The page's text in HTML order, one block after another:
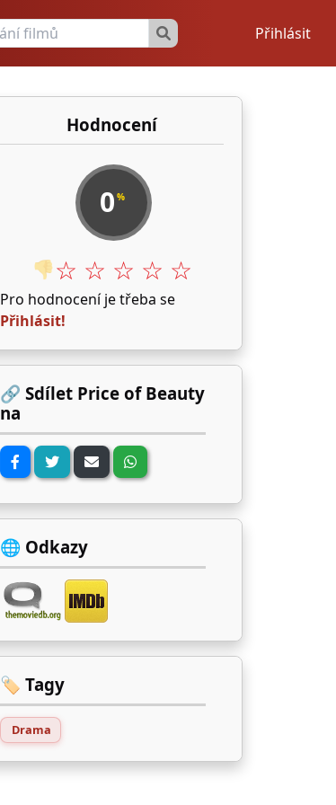
Přihlásit
Hodnocení
0 %
👎☆ ☆ ☆ ☆ ☆
Pro hodnocení je třeba se
Přihlásit!
🔗 Sdílet Price of Beauty
na
🌐 Odkazy
🏷️ Tagy
Drama